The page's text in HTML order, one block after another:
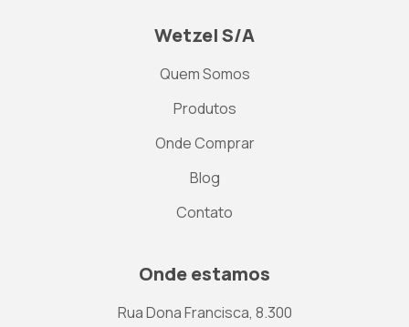
Wetzel S/A
Quem Somos
Produtos
Onde Comprar
Blog
Contato
Onde estamos
Rua Dona Francisca, 8.300